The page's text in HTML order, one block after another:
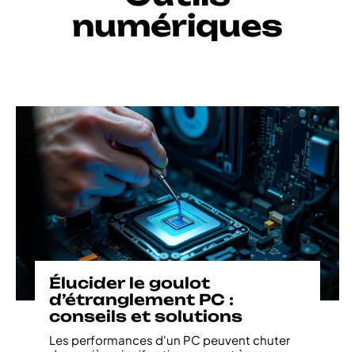
numériques
Élucider le goulot
d’étranglement PC :
conseils et solutions
Les performances d'un PC peuvent chuter